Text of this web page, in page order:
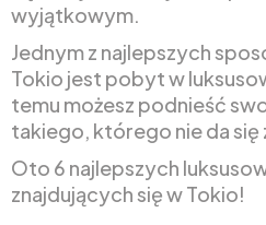
wyjątkowym.
Jednym z najlepszych
Tokio jest pobyt w
temu możesz podnieść
takiego, którego nie da się
Oto 6 najlepszych
znajdujących się w Tokio!